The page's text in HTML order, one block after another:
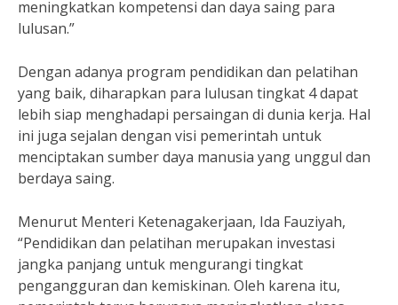
meningkatkan kompetensi dan daya saing para
lulusan.”
Dengan adanya program pendidikan dan pelatihan
yang baik, diharapkan para lulusan tingkat 4 dapat
lebih siap menghadapi persaingan di dunia kerja. Hal
ini juga sejalan dengan visi pemerintah untuk
menciptakan sumber daya manusia yang unggul dan
berdaya saing.
Menurut Menteri Ketenagakerjaan, Ida Fauziyah,
“Pendidikan dan pelatihan merupakan investasi
jangka panjang untuk mengurangi tingkat
pengangguran dan kemiskinan. Oleh karena itu,